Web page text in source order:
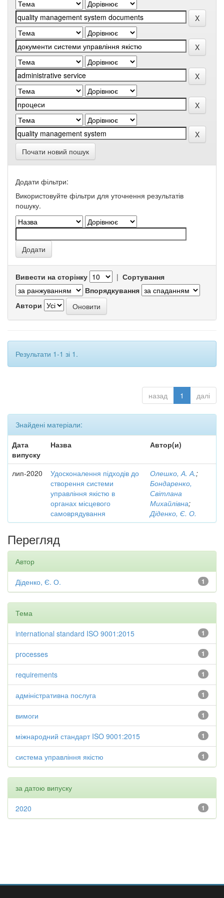
Почати новий пошук
Додати фільтри:
Використовуйте фільтри для уточнення результатів
пошуку.
Вивести на сторінку | Сортування
Впорядкування
Автори
Результати 1-1 зі 1.
назад 1 далі
Знайдені матеріали:
Дата
випуску
Назва Автор(и)
лип-2020
Удосконалення підходів до
створення системи
управління якістю в
органах місцевого
самоврядування
Олешко, А. А.;
Бондаренко,
Світлана
Михайлівна;
Діденко, Є. О.
Перегляд
Автор
1
Діденко, Є. О.
Тема
1
international standard ISO 9001:2015
1
processes
1
requirements
1
адміністративна послуга
1
вимоги
1
міжнародний стандарт ISO 9001:2015
1
система управління якістю
за датою випуску
1
2020